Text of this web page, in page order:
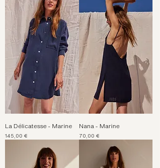
La Délicatesse - Marine
Prix
145,00 €
Nana - Marine
Prix
70,00 €